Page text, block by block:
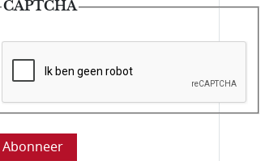
CAPTCHA
Deze vraag is om te controleren dat u